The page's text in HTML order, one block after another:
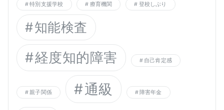
特別支援学校 療育機関 登校しぶり
知能検査
経度知的障害 自己肯定感
親子関係 通級 障害年金